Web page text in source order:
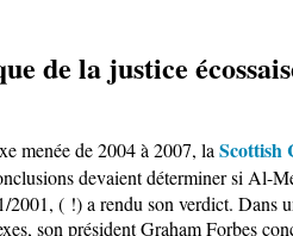
de la justice
menée de 2004 à 2007, la Scottish
devaient déterminer si Al-
2001, ( !) a rendu son verdict. Dans
son président Graham Forbes